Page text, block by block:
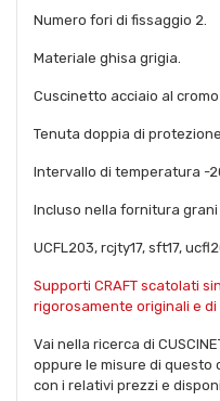
Numero fori di fissaggio 2.
Materiale ghisa grigia.
Cuscinetto acciaio al
Tenuta doppia di
Intervallo di temperatura -
Incluso nella fornitura
UCFL203, rcjty17, sft17,
Supporti CRAFT scatolati
rigorosamente originali e di
Vai nella ricerca di
oppure le misure di questo
con i relativi prezzi e